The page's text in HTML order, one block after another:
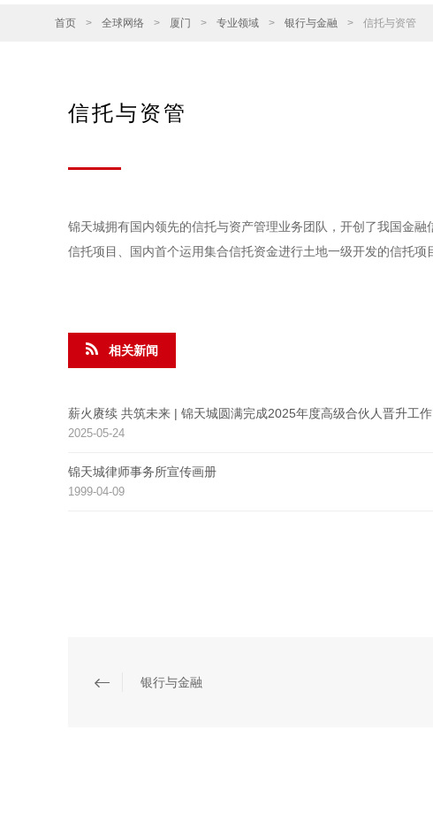
首页 > 全球网络 > 厦门 > 专业领域 > 银行与金融 > 信托与资管
信托与资管
锦天城拥有国内领先的信托与资产管理业务团队，开创了我国金
信托项目、国内首个运用集合信托资金进行土地一级开发的信托
相关新闻
薪火赓续 共筑未来 | 锦天城圆满完成2025年度高级合伙人晋升工作
2025-05-24
锦天城律师事务所宣传画册
1999-04-09
银行与金融